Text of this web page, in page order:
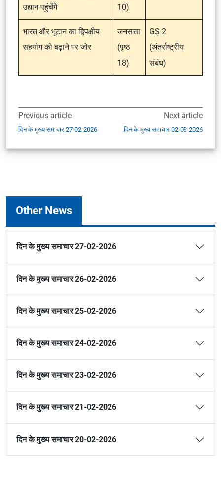
उद्यान पहुंचेंगे
10)
भारत और भूटान का द्विपक्षीय
सहयोग को बढ़ाने पर जोर
जनसत्ता
(पृष्ठ
18)
GS 2
(अंतर्राष्ट्रीय
संबंध)
Previous article
दिन के मुख्य समाचार 27-02-2026
Next article
दिन के मुख्य समाचार 02-03-2026
Other News
दिन के मुख्य समाचार 27-02-2026
दिन के मुख्य समाचार 26-02-2026
दिन के मुख्य समाचार 25-02-2026
दिन के मुख्य समाचार 24-02-2026
दिन के मुख्य समाचार 23-02-2026
दिन के मुख्य समाचार 21-02-2026
दिन के मुख्य समाचार 20-02-2026